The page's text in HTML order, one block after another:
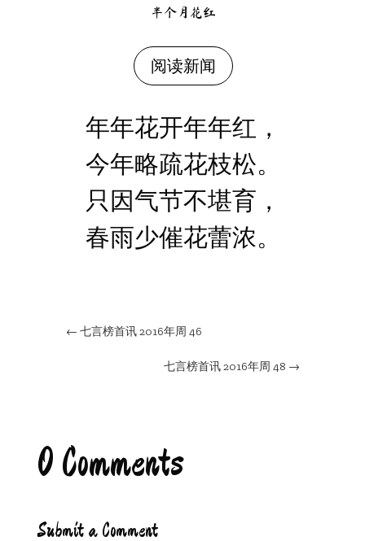
半个月花红
阅读新闻
年年花开年年红，
今年略疏花枝松。
只因气节不堪育，
春雨少催花蕾浓。
←七言榜首讯 2016年周 46
七言榜首讯 2016年周 48 →
0 Comments
Submit a Comment